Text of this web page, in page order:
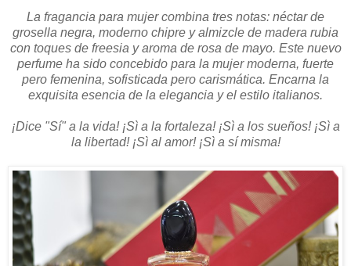
La fragancia para mujer combina tres notas: néctar de
grosella negra, moderno chipre y almizcle de madera rubia
con toques de freesia y aroma de rosa de mayo. Este nuevo
perfume ha sido concebido para la mujer moderna, fuerte
pero femenina, sofisticada pero carismática. Encarna la
exquisita esencia de la elegancia y el estilo italianos.
¡Dice "Sí" a la vida! ¡Sì a la fortaleza! ¡Sì a los sueños! ¡Sì a
la libertad! ¡Sì al amor! ¡Sì a sí misma!